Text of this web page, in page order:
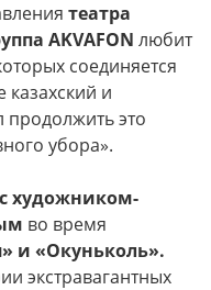
театра
AKVAFON любит
соединяется
и
продолжить это
убора».
с художником-
во время
и «Окуньколь».
экстравагантных